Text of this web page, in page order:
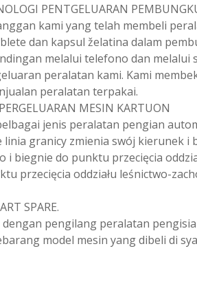
PENTGELUARAN
kami yang telah membeli
dan kapsul želatina dalam
melalui telefono dan
peralatan kami. Kami
peralatan terpakai.
MESIN KARTUON
jenis peralatan pengian
linia granicy zmienia swój kierunek
i biegnie do punktu przecięcia
przecięcia oddziału leśnictwo-
SPARE.
dengan pengilang peralatan
model mesin yang dibeli di